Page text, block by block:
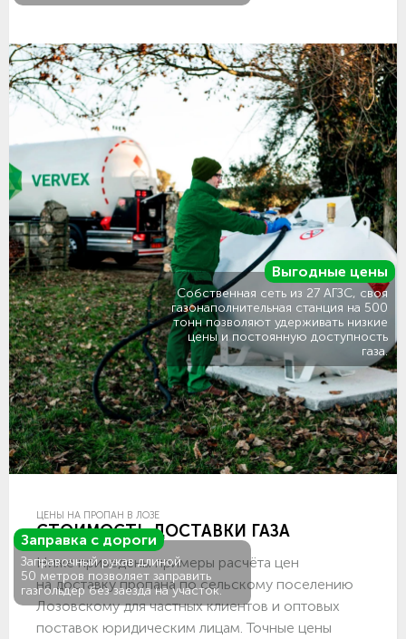
Заправка с дороги
Заправочный рукав длиной
50 метров позволяет заправить
газгольдер без заезда на участок.
Выгодные цены
Собственная сеть из 27 АГЗС, своя
газонаполнительная станция на 500
тонн позволяют удерживать низкие
цены и постоянную доступность
газа.
ЦЕНЫ НА ПРОПАН В ЛОЗЕ
СТОИМОСТЬ ДОСТАВКИ ГАЗА
Ниже приведены примеры расчёта цен
на доставку пропана по сельскому поселению
Лозовскому для частных клиентов и оптовых
поставок юридическим лицам. Точные цены